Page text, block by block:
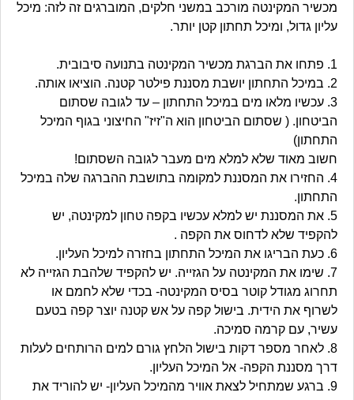
מכשיר המקינטה מורכב במשני חלקים, המוברגים זה לזה: מיכל
עליון גדול, ומיכל תחתון קטן יותר.
1. פתחו את הברגת מכשיר המקינטה בתנועה סיבובית.
2. במיכל התחתון יושבת מסננת פילטר קטנה. הוציאו אותה.
3. עכשיו מלאו מים במיכל התחתון – עד לגובה שסתום
הביטחון. ( שסתום הביטחון הוא ה"זיז" החיצוני בגוף המיכל
התחתון)
חשוב מאוד שלא למלא מים מעבר לגובה השסתום!
4. החזירו את המסננת למקומה בתושבת ההברגה שלה במיכל
התחתון.
5. את המסננת יש למלא עכשיו בקפה טחון למקינטה, יש
להקפיד שלא לדחוס את הקפה .
6. כעת הבריגו את המיכל התחתון בחזרה למיכל העליון.
7. שימו את המקינטה על הגזייה. יש להקפיד שלהבת הגזייה לא
תחרוג מגודל קוטר בסיס המקינטה- בכדי שלא לחמם או
לשרוף את הידית. בישול קפה על אש קטנה יוצר קפה בטעם
עשיר, עם קרמה סמיכה.
8. לאחר מספר דקות בישול הלחץ גורם למים הרותחים לעלות
דרך מסננת הקפה- אל המיכל העליון.
9. ברגע שמתחיל לצאת אוויר מהמיכל העליון- יש להוריד את